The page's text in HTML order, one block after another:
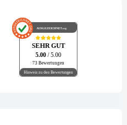
AUSGEZEICHNET.org
SEHR GUT
5.00/ 5.00
73 Bewertungen
Hinweis zu den Bewertungen